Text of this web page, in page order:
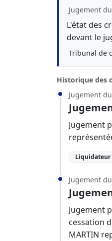
Jugement du
L'état des
devant le
Tribunal de
Historique des
Jugement
Jugement
Liquidateur
Jugement
Jugement
cessation
MARTIN